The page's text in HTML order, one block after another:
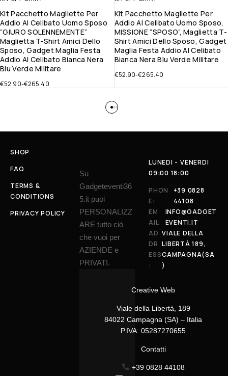
Kit Pacchetto Magliette Per
Addio Al Celibato Uomo Sposo
”GIURO SOLENNEMENTE”
Maglietta T-Shirt Amici Dello
Sposo, Gadget Maglia Festa
Addio Al Celibato Bianca Nera
Blu Verde Militare
€52.90-€265.40
Kit Pacchetto Magliette Per
Addio Al Celibato Uomo Sposo,
MISSIONE ”SPOSO”, Maglietta T-
Shirt Amici Dello Sposo, Gadget
Maglia Festa Addio Al Celibato
Bianca Nera Blu Verde Militare
€52.90-€265.40
SHOP
FAQ
TERMS &
CONDITIONS
PRIVACY POLICY
Su
Gadgeteventi36
5.it puoi
PERSONALIZZ
ARE tutto ciò
che vuoi per
AZIENDE e
PRIVATI.
Creative Web
Viale della Libertà, 189
84022 Campagna (SA) – Italia
P.IVA: 05287270655
Contatti
+39 0828 44108
LUNEDI - VENERDI
09:00 18:00
PHON
E:
+39 0828
44108
EM
AIL:
INFO@GADGET
EVENTI.IT
AD
DR
ESS
:
VIALE DELLA
LIBERTÀ 189,
CAMPAGNA(SA
)